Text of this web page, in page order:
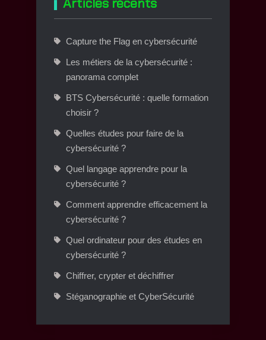
Capture the Flag en cybersécurité
Les métiers de la cybersécurité :
panorama complet
BTS Cybersécurité : quelle formation
choisir ?
Quelles études pour faire de la
cybersécurité ?
Quel langage apprendre pour la
cybersécurité ?
Comment apprendre efficacement la
cybersécurité ?
Quel ordinateur pour des études en
cybersécurité ?
Chiffrer, crypter et déchiffrer
Stéganographie et CyberSécurité